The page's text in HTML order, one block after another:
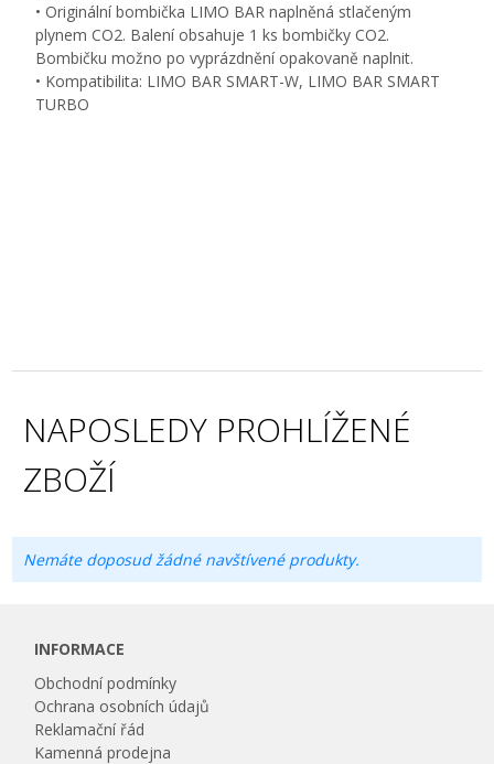
• Originální bombička LIMO BAR naplněná stlačeným
plynem CO2. Balení obsahuje 1 ks bombičky CO2.
Bombičku možno po vyprázdnění opakovaně naplnit.
• Kompatibilita: LIMO BAR SMART-W, LIMO BAR SMART
TURBO
NAPOSLEDY PROHLÍŽENÉ
ZBOŽÍ
Nemáte doposud žádné navštívené produkty.
INFORMACE
Obchodní podmínky
Ochrana osobních údajů
Reklamační řád
Kamenná prodejna